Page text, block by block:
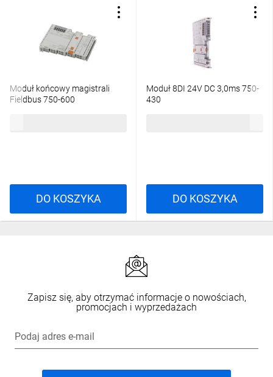
Moduł końcowy magistrali
Fieldbus 750-600
DO KOSZYKA
Moduł 8DI 24V DC 3,0ms 750-
430
DO KOSZYKA
Zapisz się, aby otrzymać informacje o nowościach,
promocjach i wyprzedażach
Podaj adres e-mail